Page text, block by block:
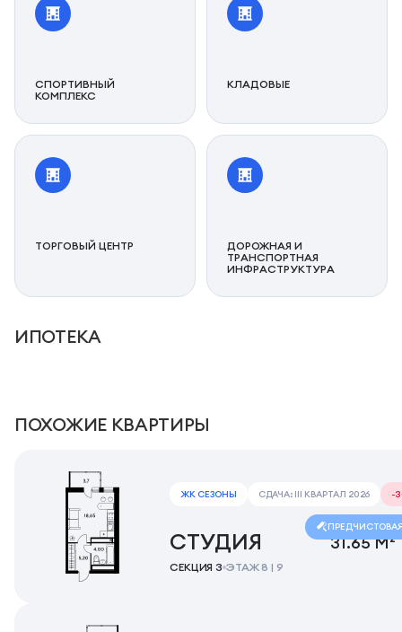
СПОРТИВНЫЙ
КОМПЛЕКС
КЛАДОВЫЕ
ТОРГОВЫЙ ЦЕНТР
ДОРОЖНАЯ И
ТРАНСПОРТНАЯ
ИНФРАСТРУКТУРА
ИПОТЕКА
ПОХОЖИЕ КВАРТИРЫ
ЖК СЕЗОНЫ СДАЧА: III КВАРТАЛ 2026 -
СТУДИЯ
СЕКЦИЯ 3 ЭТАЖ 8 | 9
31.65 М²